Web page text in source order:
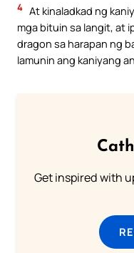
4 At kinaladkad ng
mga bituin sa langit, at
dragon sa harapan ng
lamunin ang kaniyang
Get inspired with